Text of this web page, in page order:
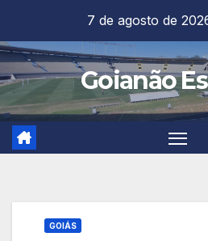
content
7 de agosto de
Goianão
GOIÁS